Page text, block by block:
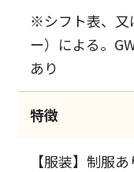
※シフト表、又
ー）による。
あり
特徴
【服装】制服あ